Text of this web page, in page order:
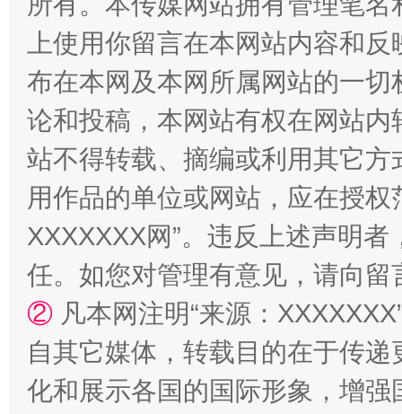
站台名比不上好声名
上使用你留言在本网站内容和
布在本网及本网所属网站的一
论和投稿，本网站有权在网站
站不得转载、摘编或利用其它
用作品的单位或网站，应在授
XXXXXXX网”。违反上述声明
任。如您对管理有意见，请向
② 凡本网注明“来源：
自其它媒体，转载目的在于传
化和展示各国的国际形象，增